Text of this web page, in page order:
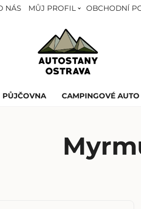
NÁS MŮJ PROFIL OBCHODNÍ
PŮJČOVNA CAMPINGOVÉ AUTO